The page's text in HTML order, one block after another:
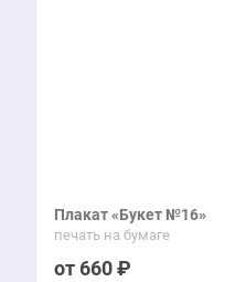
Плакат «Букет №16»
печать на бумаге
660